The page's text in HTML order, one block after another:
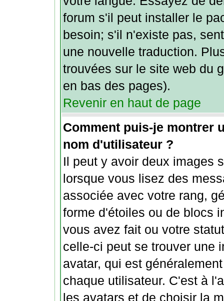
forum s'il peut installer le
besoin; s'il n'existe pas,
une nouvelle traduction.
trouvées sur le site web du
en bas des pages).
Revenir en haut de page
Comment puis-je montrer
nom d'utilisateur ?
Il peut y avoir deux images
lorsque vous lisez des
associée avec votre rang,
forme d'étoiles ou de blocs
vous avez fait ou votre
celle-ci peut se trouver une
avatar, qui est
chaque utilisateur. C'est à
les avatars et de choisir la